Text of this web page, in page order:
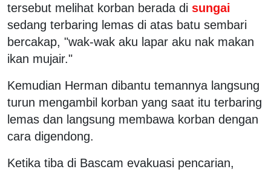
tersebut melihat korban berada di sungai
sedang terbaring lemas di atas batu sembari
bercakap, "wak-wak aku lapar aku nak makan
ikan mujair."
Kemudian Herman dibantu temannya langsung
turun mengambil korban yang saat itu terbaring
lemas dan langsung membawa korban dengan
cara digendong.
Ketika tiba di Bascam evakuasi pencarian,